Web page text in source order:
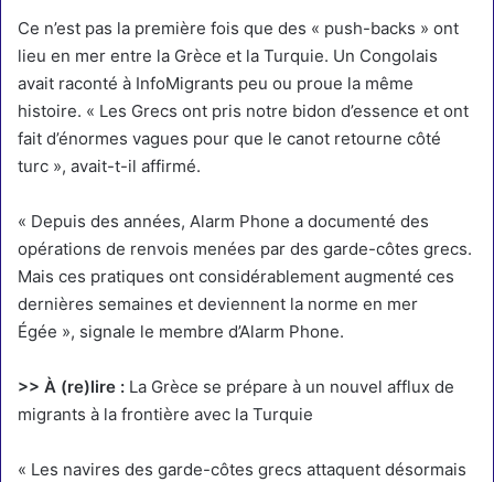
Ce n’est pas la première fois que des « push-backs » ont
lieu en mer entre la Grèce et la Turquie. Un Congolais
avait raconté à InfoMigrants peu ou proue la même
histoire. « Les Grecs ont pris notre bidon d’essence et ont
fait d’énormes vagues pour que le canot retourne côté
turc », avait-t-il affirmé.
« Depuis des années, Alarm Phone a documenté des
opérations de renvois menées par des garde-côtes grecs.
Mais ces pratiques ont considérablement augmenté ces
dernières semaines et deviennent la norme en mer
Égée », signale le membre d’Alarm Phone.
>> À (re)lire : La Grèce se prépare à un nouvel afflux de
migrants à la frontière avec la Turquie
« Les navires des garde-côtes grecs attaquent désormais